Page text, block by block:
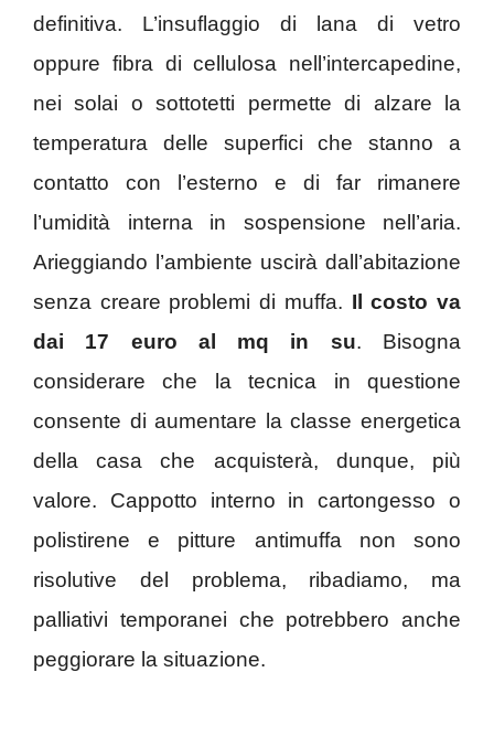
definitiva. L’insuflaggio di lana di vetro
oppure fibra di cellulosa nell’intercapedine,
nei solai o sottotetti permette di alzare la
temperatura delle superfici che stanno a
contatto con l’esterno e di far rimanere
l’umidità interna in sospensione nell’aria.
Arieggiando l’ambiente uscirà dall’abitazione
senza creare problemi di muffa. Il costo va
dai 17 euro al mq in su. Bisogna
considerare che la tecnica in questione
consente di aumentare la classe energetica
della casa che acquisterà, dunque, più
valore. Cappotto interno in cartongesso o
polistirene e pitture antimuffa non sono
risolutive del problema, ribadiamo, ma
palliativi temporanei che potrebbero anche
peggiorare la situazione.